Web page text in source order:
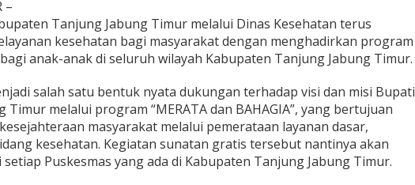
–
Tanjung Jabung Timur melalui Dinas Kesehatan terus
kesehatan bagi masyarakat dengan menghadirkan program
anak-anak di seluruh wilayah Kabupaten Tanjung Jabung Timur.
salah satu bentuk nyata dukungan terhadap visi dan misi Bupati
Timur melalui program “MERATA dan BAHAGIA”, yang bertujuan
masyarakat melalui pemerataan layanan dasar,
kesehatan. Kegiatan sunatan gratis tersebut nantinya akan
Puskesmas yang ada di Kabupaten Tanjung Jabung Timur.